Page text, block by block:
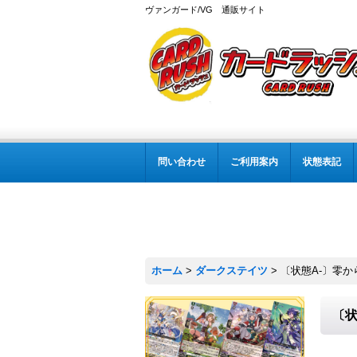
ヴァンガード/VG 通販サイト
問い合わせ ご利用案内 状態表記
ホーム > ダークステイツ > 〔状態A-〕零
〔